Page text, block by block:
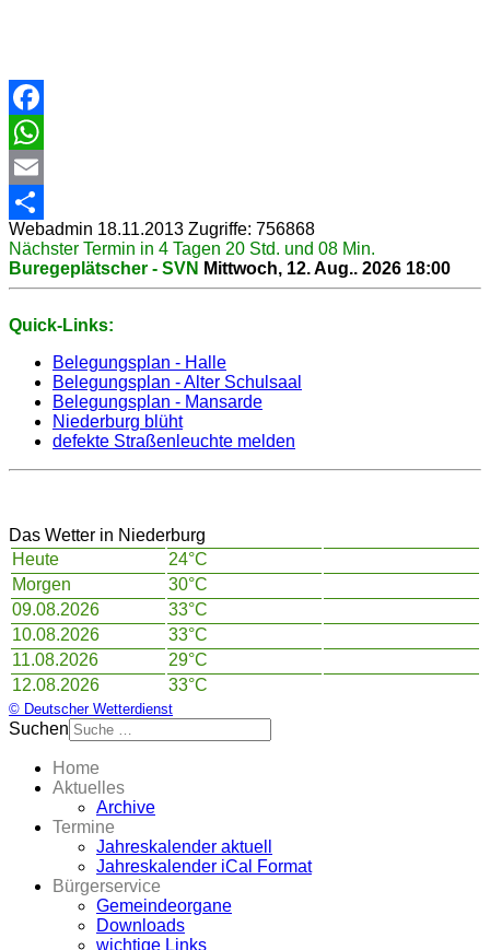
Facebook
WhatsApp
Email
Share
Webadmin 18.11.2013 Zugriffe: 756868
Nächster Termin in 4 Tagen 20 Std. und 08 Min.
Buregeplätscher - SVN Mittwoch, 12. Aug.. 2026 18:00
Quick-Links:
Belegungsplan - Halle
Belegungsplan - Alter Schulsaal
Belegungsplan - Mansarde
Niederburg blüht
defekte Straßenleuchte melden
Das Wetter in Niederburg
Heute
24°C
Morgen
30°C
09.08.2026
33°C
10.08.2026
33°C
11.08.2026
29°C
12.08.2026
33°C
© Deutscher Wetterdienst
Suchen
Home
Aktuelles
Archive
Termine
Jahreskalender aktuell
Jahreskalender iCal Format
Bürgerservice
Gemeindeorgane
Downloads
wichtige Links